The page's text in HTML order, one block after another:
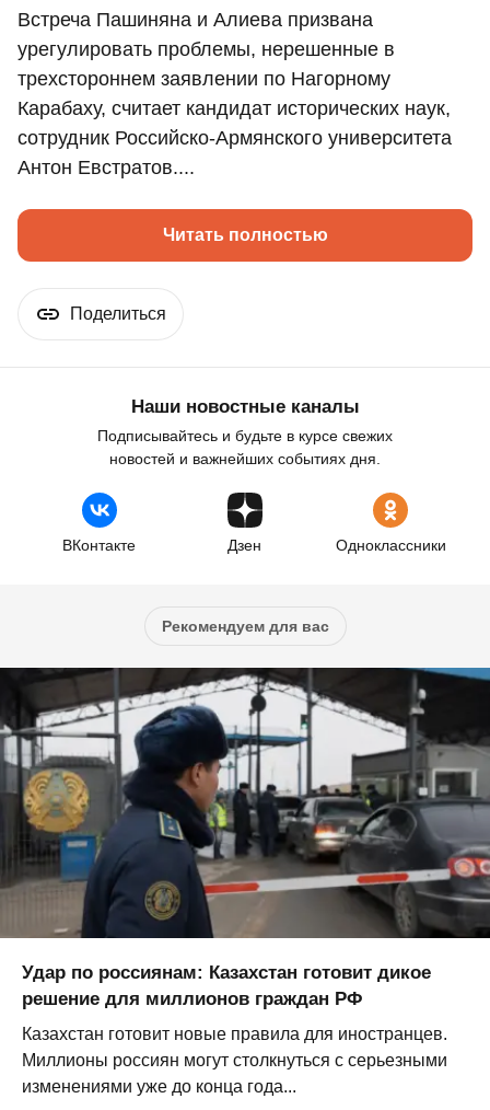
Встреча Пашиняна и Алиева призвана
урегулировать проблемы, нерешенные в
трехстороннем заявлении по Нагорному
Карабаху, считает кандидат исторических наук,
сотрудник Российско-Армянского университета
Антон Евстратов....
Читать полностью
Поделиться
Наши новостные каналы
Подписывайтесь и будьте в курсе свежих
новостей и важнейших событиях дня.
ВКонтакте Дзен Одноклассники
Рекомендуем для вас
Удар по россиянам: Казахстан готовит дикое
решение для миллионов граждан РФ
Казахстан готовит новые правила для иностранцев.
Миллионы россиян могут столкнуться с серьезными
изменениями уже до конца года...